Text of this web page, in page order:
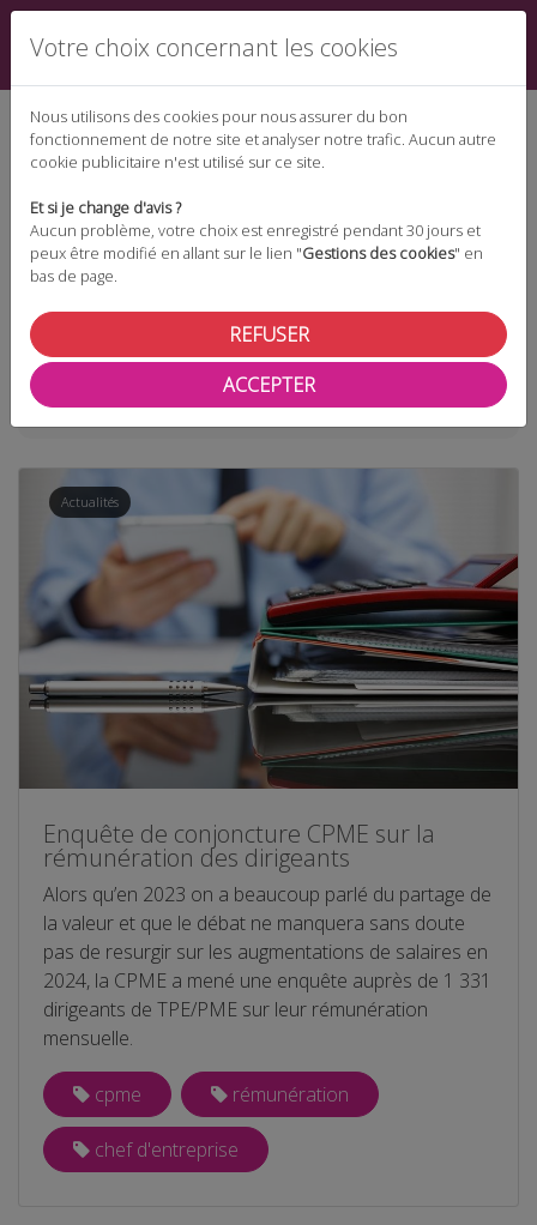
Espace téléchargement
Espace adhérent
Taxonomie chef d'entreprise
Actualités
Enquête de conjoncture CPME sur la
rémunération des dirigeants
Alors qu’en 2023 on a beaucoup parlé du partage de
la valeur et que le débat ne manquera sans doute
pas de resurgir sur les augmentations de salaires en
2024, la CPME a mené une enquête auprès de 1 331
dirigeants de TPE/PME sur leur rémunération
mensuelle.
cpme rémunération
chef d'entreprise
Votre choix concernant les cookies
Nous utilisons des cookies pour nous assurer du bon
fonctionnement de notre site et analyser notre trafic. Aucun autre
cookie publicitaire n'est utilisé sur ce site.
Et si je change d'avis ?
Aucun problème, votre choix est enregistré pendant 30 jours et
peux être modifié en allant sur le lien "Gestions des cookies" en
bas de page.
REFUSER
ACCEPTER